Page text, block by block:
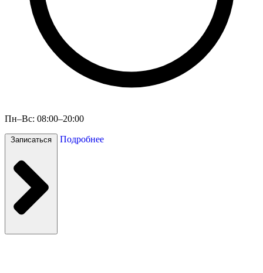
Пн–Вс: 08:00–20:00
Записаться Подробнее